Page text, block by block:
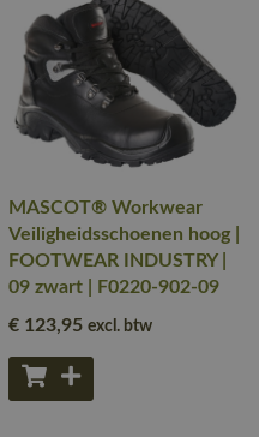
MASCOT® Workwear
Veiligheidsschoenen hoog |
FOOTWEAR INDUSTRY |
09 zwart | F0220-902-09
€ 123,95 excl. btw